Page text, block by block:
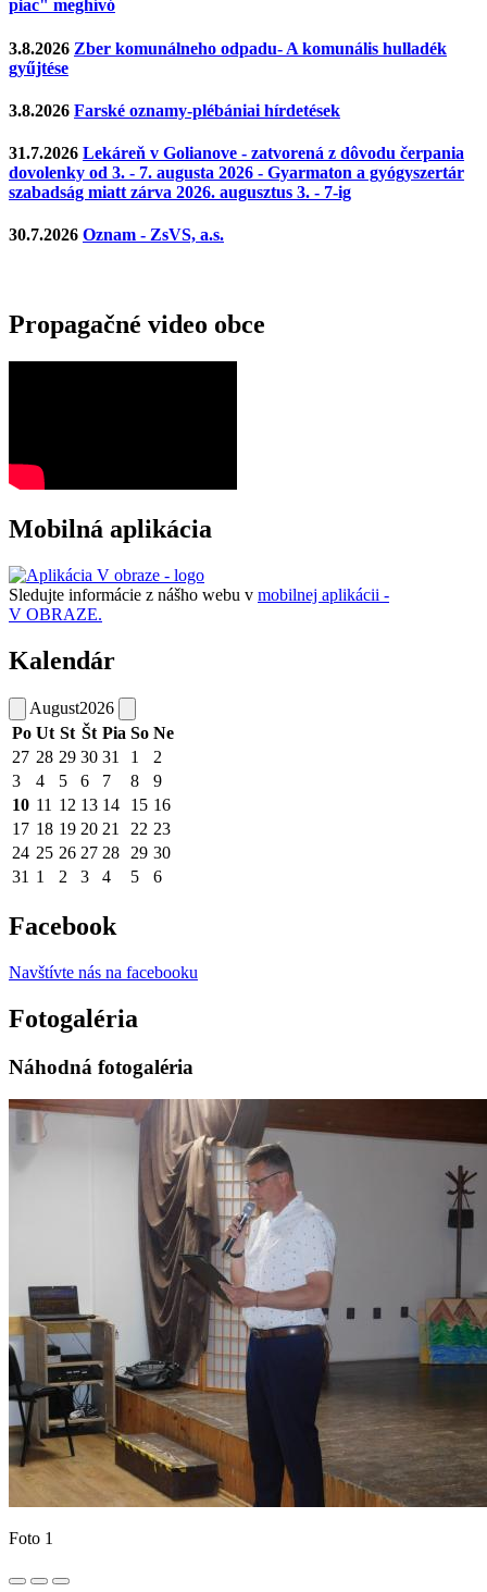
piac" meghívó
3.8.2026 Zber komunálneho odpadu- A komunális hulladék
gyűjtése
3.8.2026 Farské oznamy-plébániai hírdetések
31.7.2026 Lekáreň v Golianove - zatvorená z dôvodu čerpania
dovolenky od 3. - 7. augusta 2026 - Gyarmaton a gyógyszertár
szabadság miatt zárva 2026. augusztus 3. - 7-ig
30.7.2026 Oznam - ZsVS, a.s.
Propagačné video obce
Mobilná aplikácia
Sledujte informácie z nášho webu v mobilnej aplikácii -
V OBRAZE.
Kalendár
August2026
Po Ut St Št Pia So Ne
27 28 29 30 31 1
2
3
4 5 6 7 8
9
10 11 12 13 14 15 16
17 18 19 20 21 22 23
24 25 26 27 28 29 30
31 1 2 3 4 5 6
Facebook
Navštívte nás na facebooku
Fotogaléria
Náhodná fotogaléria
Foto 1